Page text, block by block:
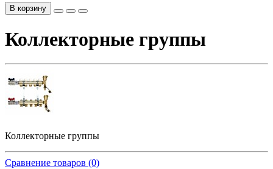
В корзину
Коллекторные группы
Коллекторные группы
Сравнение товаров (0)